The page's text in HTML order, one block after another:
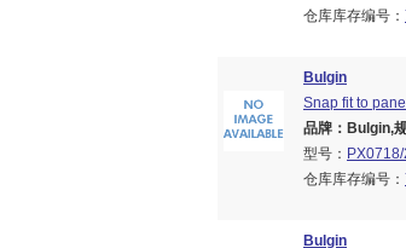
仓库库存编号：
Bulgin
Snap fit to
品牌：Bulgin,
型号：
仓库库存编号：
Bulgin